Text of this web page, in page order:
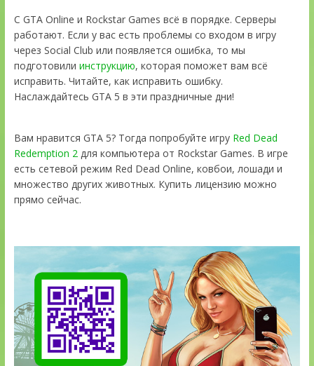
С GTA Online и Rockstar Games всё в порядке. Серверы
работают. Если у вас есть проблемы со входом в игру
через Social Club или появляется ошибка, то мы
подготовили инструкцию, которая поможет вам всё
исправить. Читайте, как исправить ошибку.
Наслаждайтесь GTA 5 в эти праздничные дни!
Вам нравится GTA 5? Тогда попробуйте игру Red Dead
Redemption 2для компьютера от Rockstar Games. В игре
есть сетевой режим Red Dead Online, ковбои, лошади и
множество других животных. Купить лицензию можно
прямо сейчас.